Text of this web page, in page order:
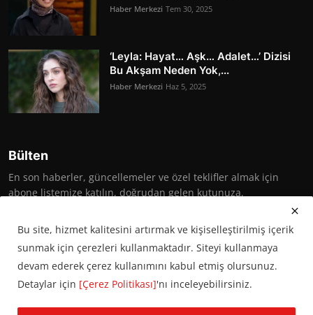
Haber Merkezi Tem 30, 2025
‘Leyla: Hayat… Aşk… Adalet…’ Dizisi
Bu Akşam Neden Yok,...
Haber Merkezi Haz 5, 2025
Bülten
En son haberler, güncellemeler ve özel teklifler almak için
abone listemize katılın, doğrudan gelen kutunuza.
Abone Ol
Bu site, hizmet kalitesini artırmak ve kişiselleştirilmiş içerik
sunmak için çerezleri kullanmaktadır. Siteyi kullanmaya
devam ederek çerez kullanımını kabul etmiş olursunuz.
Detaylar için [Çerez Politikası]'nı inceleyebilirsiniz.